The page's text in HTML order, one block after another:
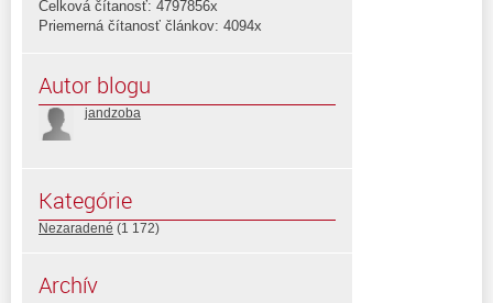
Celková čítanosť: 4797856x
Priemerná čítanosť článkov: 4094x
Autor blogu
jandzoba
Kategórie
Nezaradené (1 172)
Archív